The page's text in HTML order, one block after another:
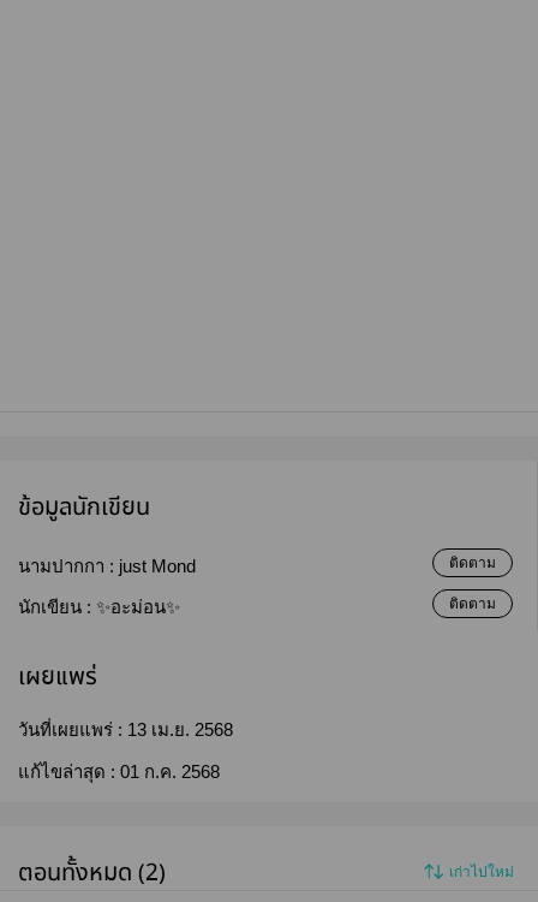
ข้อมูลนักเขียน
นามปากกา : just Mond ติดตาม
นักเขียน : ✨อะม่อน✨ ติดตาม
เผยแพร่
วันที่เผยแพร่ : 13 เม.ย. 2568
แก้ไขล่าสุด : 01 ก.ค. 2568
ตอนทั้งหมด (2) เก่าไปใหม่